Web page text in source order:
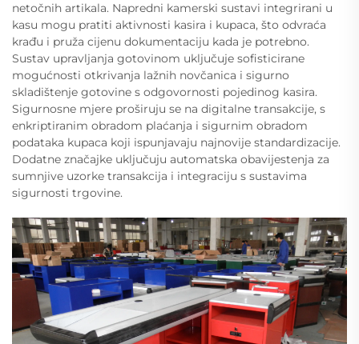
netočnih artikala. Napredni kamerski sustavi integrirani u
kasu mogu pratiti aktivnosti kasira i kupaca, što odvraća
krađu i pruža cijenu dokumentaciju kada je potrebno.
Sustav upravljanja gotovinom uključuje sofisticirane
mogućnosti otkrivanja lažnih novčanica i sigurno
skladištenje gotovine s odgovornosti pojedinog kasira.
Sigurnosne mjere proširuju se na digitalne transakcije, s
enkriptiranim obradom plaćanja i sigurnim obradom
podataka kupaca koji ispunjavaju najnovije standardizacije.
Dodatne značajke uključuju automatska obavijestenja za
sumnjive uzorke transakcija i integraciju s sustavima
sigurnosti trgovine.